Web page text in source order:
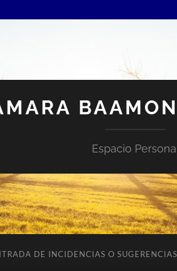
Espacio Personal
DE INCIDENCIAS O SUGERENCIAS